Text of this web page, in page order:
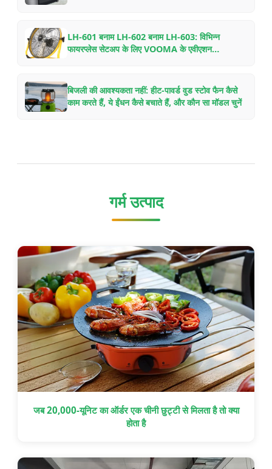
LH-601 बनाम LH-602 बनाम LH-603: विभिन्न
फायरप्लेस सेटअप के लिए VOOMA के एवीएशन
बिजली की आवश्यकता नहीं: हीट-पावर्ड वुड स्टोव फैन कैसे
काम करते हैं, ये ईंधन कैसे बचाते हैं, और कौन सा मॉडल चुनें
गर्म उत्पाद
जब 20,000-यूनिट का ऑर्डर एक चीनी छुट्टी से मिलता है तो क्या
होता है